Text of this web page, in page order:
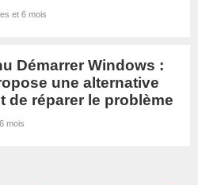
et 6 mois
Démarrer Windows :
une alternative
de réparer le problème
mois